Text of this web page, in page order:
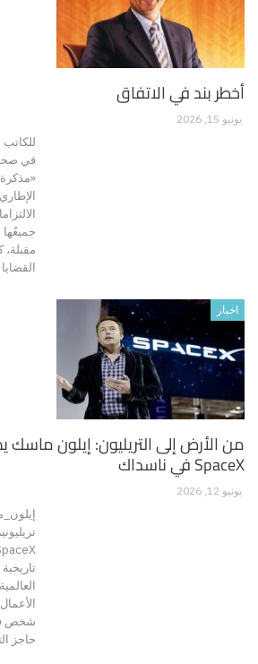
أخطر بند في الاتفاق
يونيو 15, 2026
في
«مذكرة
اخبار
من الأرض إلى التريليون: إيلون ماسك
SpaceX في ناسداك
يونيو 12, 2026
شخص في
حاجز